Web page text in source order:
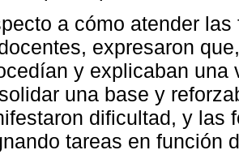
a cómo atender
expresaron
y explicaban
una base y
dificultad, y las
tareas en función